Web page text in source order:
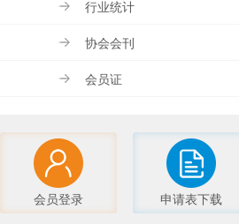
行业统计
协会会刊
会员证
会员登录 申请表下载